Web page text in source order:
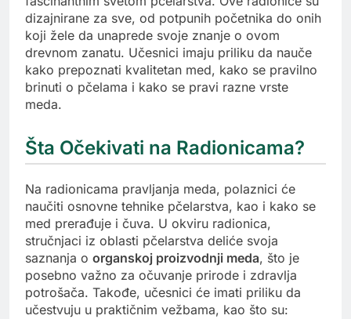
dizajnirane za sve, od potpunih početnika do onih
koji žele da unaprede svoje znanje o ovom
drevnom zanatu. Učesnici imaju priliku da nauče
kako prepoznati kvalitetan med, kako se pravilno
brinuti o pčelama i kako se pravi razne vrste
meda.
Šta Očekivati na Radionicama?
Na radionicama pravljanja meda, polaznici će
naučiti osnovne tehnike pčelarstva, kao i kako se
med prerađuje i čuva. U okviru radionica,
stručnjaci iz oblasti pčelarstva deliće svoja
saznanja o organskoj proizvodnji meda, što je
posebno važno za očuvanje prirode i zdravlja
potrošača. Takođe, učesnici će imati priliku da
učestvuju u praktičnim vežbama, kao što su: